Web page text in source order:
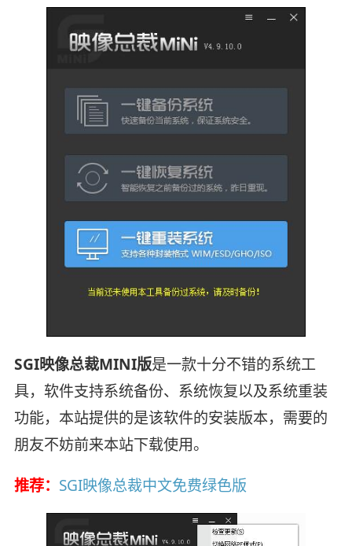
SGI映像总裁MINI版是一款十分不错的系统工
具，软件支持系统备份、系统恢复以及系统重装
功能，本站提供的是该软件的安装版本，需要的
朋友不妨前来本站下载使用。
推荐： SGI映像总裁中文免费绿色版